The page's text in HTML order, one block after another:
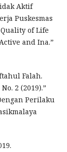
Aktif
Puskesmas
of Life
and Ina.”
Falah.
2 (2019).”
Perilaku